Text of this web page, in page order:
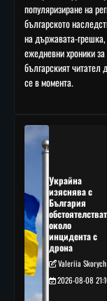
популяризиране на
българското
на държавата-
ежедневни хроники
българският читател
се в момента.
Украйна
изяснява с
България
около
инцидента с
дрона
Valeriia Skorych
2026-08-08